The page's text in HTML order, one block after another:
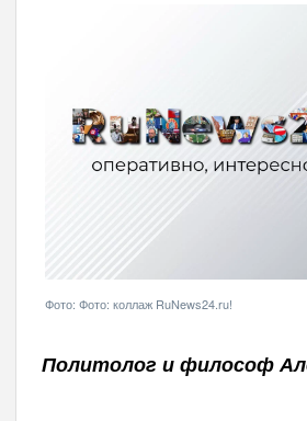
Фото: Фото: коллаж RuNews24.ru!
Политолог и философ